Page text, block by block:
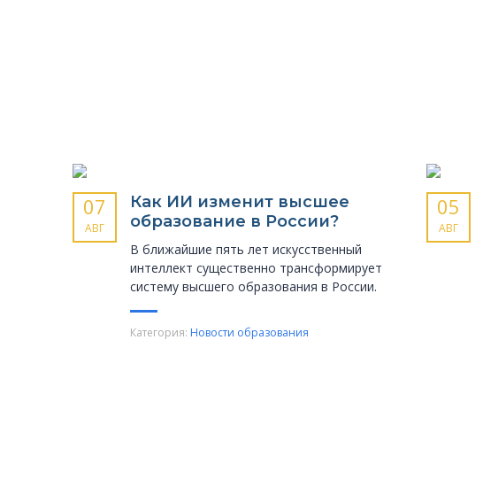
07
АВГ
Как ИИ изменит высшее
образование в России?
В ближайшие пять лет искусственный
интеллект существенно трансформирует
систему высшего образования в России.
Категория: Новости образования
05
АВГ